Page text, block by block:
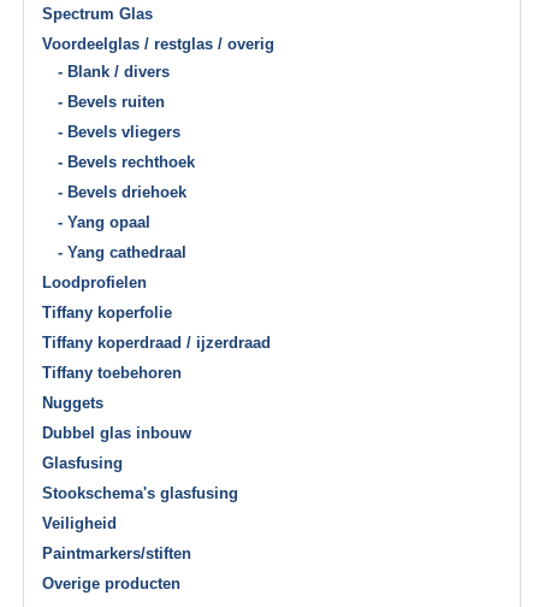
Spectrum Glas
Voordeelglas / restglas / overig
- Blank / divers
- Bevels ruiten
- Bevels vliegers
- Bevels rechthoek
- Bevels driehoek
- Yang opaal
- Yang cathedraal
Loodprofielen
Tiffany koperfolie
Tiffany koperdraad / ijzerdraad
Tiffany toebehoren
Nuggets
Dubbel glas inbouw
Glasfusing
Stookschema's glasfusing
Veiligheid
Paintmarkers/stiften
Overige producten